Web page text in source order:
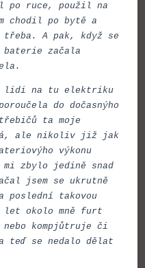
po ruce, použil na
chodil po bytě a
A pak, když se
baterie začala
lidi na tu elektriku
do dočasnýho
ta moje
ale nikoliv již jak
výkonu
mi zbylo jedině snad
jsem se ukrutně
poslední takovou
okolo mně furt
kompjůtruje či
teď se nedalo dělat